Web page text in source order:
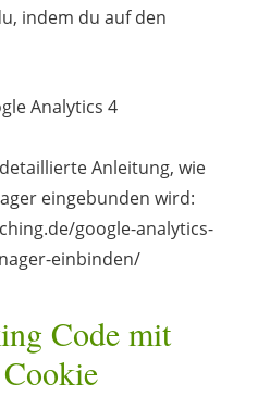
indem du auf den
Anleitung, wie
eingebunden wird:
google-analytics-
einbinden/
Code mit